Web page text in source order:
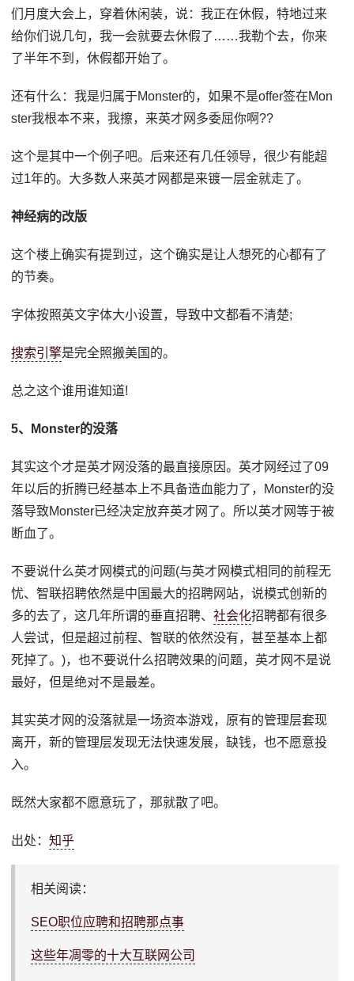
们月度大会上，穿着休闲装，说：我正在休假，特地过来
给你们说几句，我一会就要去休假了……我勒个去，你来
了半年不到，休假都开始了。
还有什么：我是归属于Monster的，如果不是offer签在Mon
ster我根本不来，我擦，来英才网多委屈你啊??
这个是其中一个例子吧。后来还有几任领导，很少有能超
过1年的。大多数人来英才网都是来镀一层金就走了。
神经病的改版
这个楼上确实有提到过，这个确实是让人想死的心都有了
的节奏。
字体按照英文字体大小设置，导致中文都看不清楚;
搜索引擎是完全照搬美国的。
总之这个谁用谁知道!
5、Monster的没落
其实这个才是英才网没落的最直接原因。英才网经过了09
年以后的折腾已经基本上不具备造血能力了，Monster的没
落导致Monster已经决定放弃英才网了。所以英才网等于被
断血了。
不要说什么英才网模式的问题(与英才网模式相同的前程无
忧、智联招聘依然是中国最大的招聘网站，说模式创新的
多的去了，这几年所谓的垂直招聘、社会化招聘都有很多
人尝试，但是超过前程、智联的依然没有，甚至基本上都
死掉了。)，也不要说什么招聘效果的问题，英才网不是说
最好，但是绝对不是最差。
其实英才网的没落就是一场资本游戏，原有的管理层套现
离开，新的管理层发现无法快速发展，缺钱，也不愿意投
入。
既然大家都不愿意玩了，那就散了吧。
出处：知乎
相关阅读：
SEO职位应聘和招聘那点事
这些年凋零的十大互联网公司